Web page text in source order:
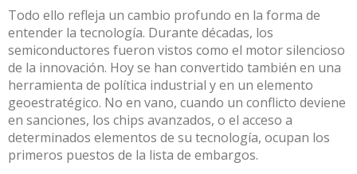
Todo ello refleja un cambio profundo en la forma de
entender la tecnología. Durante décadas, los
semiconductores fueron vistos como el motor silencioso
de la innovación. Hoy se han convertido también en una
herramienta de política industrial y en un elemento
geoestratégico. No en vano, cuando un conflicto deviene
en sanciones, los chips avanzados, o el acceso a
determinados elementos de su tecnología, ocupan los
primeros puestos de la lista de embargos.